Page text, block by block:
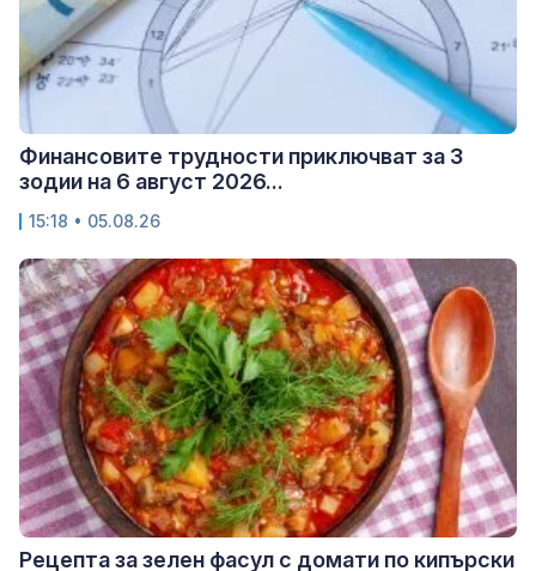
Финансовите трудности приключват за 3
зодии на 6 август 2026...
15:18 • 05.08.26
Рецепта за зелен фасул с домати по кипърски